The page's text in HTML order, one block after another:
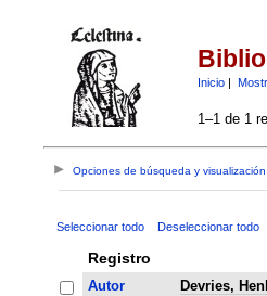
Inicio|
1–1 de 1
Opciones de búsqueda y visualización
Seleccionar todo Deseleccionar todo
Registro
Autor
Devries,